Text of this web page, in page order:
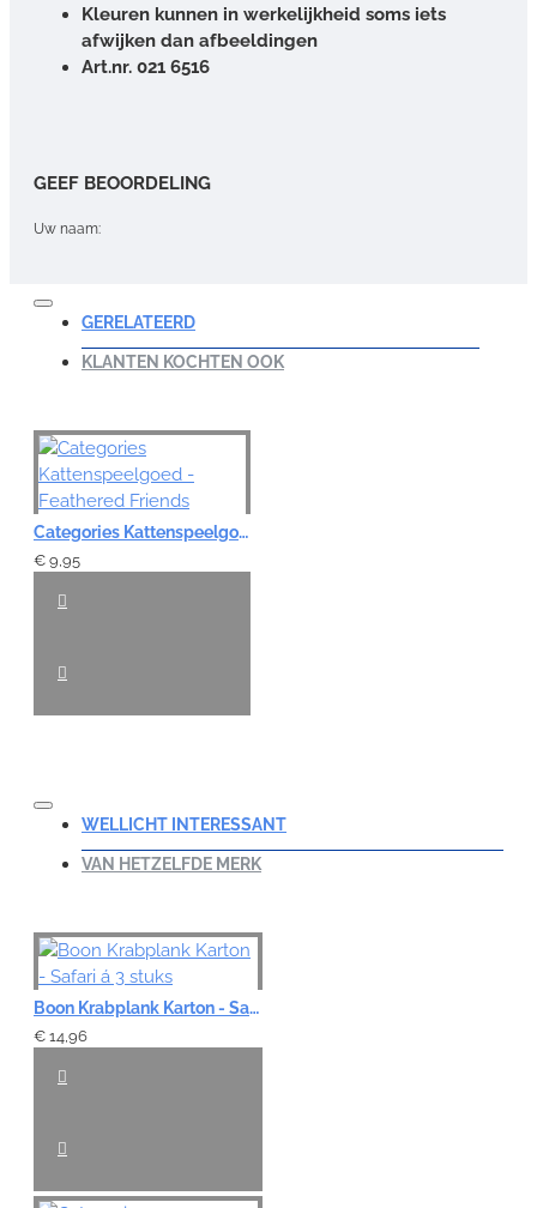
Kleuren kunnen in werkelijkheid soms iets
afwijken dan afbeeldingen
Art.nr. 021 6516
GEEF BEOORDELING
Uw naam:
Opmerking:
Note:HTML-code wordt niet vertaald!
Waardering:
Slecht Goed
GERELATEERD
KLANTEN KOCHTEN OOK
Categories Kattenspeelgoed - Feathered Friends
€ 9,95
WELLICHT INTERESSANT
VAN HETZELFDE MERK
Boon Krabplank Karton - Safari á 3 stuks
€ 14,96